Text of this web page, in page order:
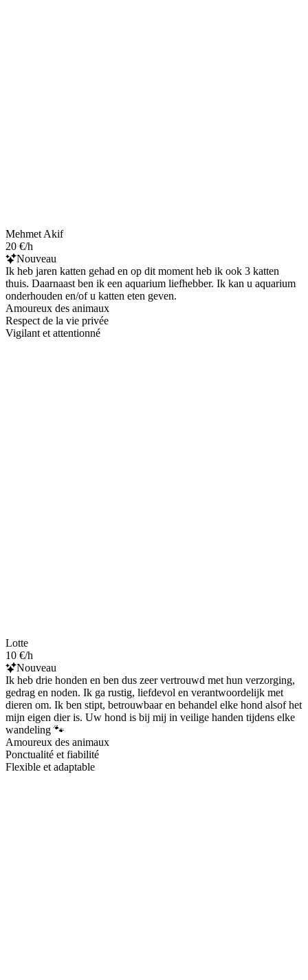
Mehmet Akif
20 €/h
Nouveau
Ik heb jaren katten gehad en op dit moment heb ik ook 3 katten
thuis. Daarnaast ben ik een aquarium liefhebber. Ik kan u aquarium
onderhouden en/of u katten eten geven.
Amoureux des animaux
Respect de la vie privée
Vigilant et attentionné
Lotte
10 €/h
Nouveau
Ik heb drie honden en ben dus zeer vertrouwd met hun verzorging,
gedrag en noden. Ik ga rustig, liefdevol en verantwoordelijk met
dieren om. Ik ben stipt, betrouwbaar en behandel elke hond alsof het
mijn eigen dier is. Uw hond is bij mij in veilige handen tijdens elke
wandeling 🐾
Amoureux des animaux
Ponctualité et fiabilité
Flexible et adaptable